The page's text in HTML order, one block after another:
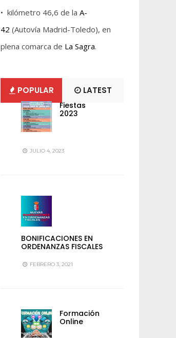
• kilómetro 46,6 de la A-
42 (Autovía Madrid-Toledo), en
plena comarca de La Sagra.
POPULAR LATEST
Fiestas
2023
JULIO 4, 2023
BONIFICACIONES EN
ORDENANZAS FISCALES
FEBRERO 3, 2021
Formación
Online